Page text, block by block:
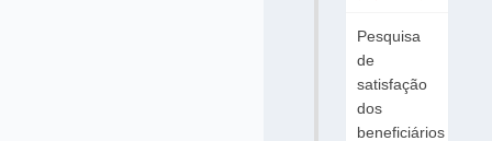
Pesquisa
de
satisfação
dos
beneficiários